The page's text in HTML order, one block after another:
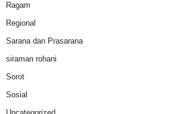
Ragam
Regional
Sarana dan Prasarana
siraman rohani
Sorot
Sosial